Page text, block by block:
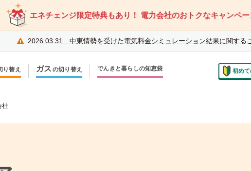
エネチェンジ限定特典もあり！ 電力会社のおトクなキャンペ
2026.03.31 中東情勢を受けた電気料金シミュレーション結果に関する
り替え ガス の切り替え でんきと暮らしの知恵袋 初め
社